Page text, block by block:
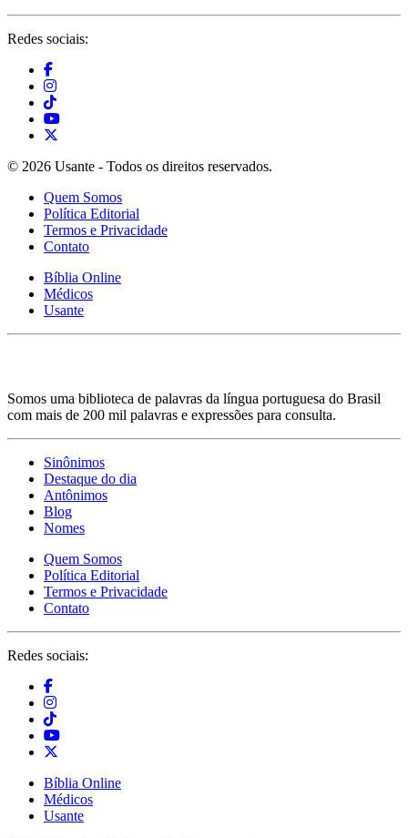
Redes sociais:
© 2026 Usante - Todos os direitos reservados.
Quem Somos
Política Editorial
Termos e Privacidade
Contato
Bíblia Online
Médicos
Usante
Somos uma biblioteca de palavras da língua portuguesa do Brasil
com mais de 200 mil palavras e expressões para consulta.
Sinônimos
Destaque do dia
Antônimos
Blog
Nomes
Quem Somos
Política Editorial
Termos e Privacidade
Contato
Redes sociais:
Bíblia Online
Médicos
Usante